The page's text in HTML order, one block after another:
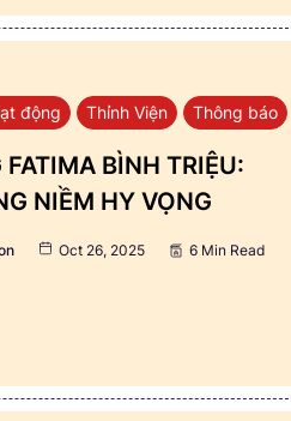
động Thỉnh Viện Thông báo
BÌNH TRIỆU:
NIỀM HY VỌNG
Oct 26, 2025 6 Min Read